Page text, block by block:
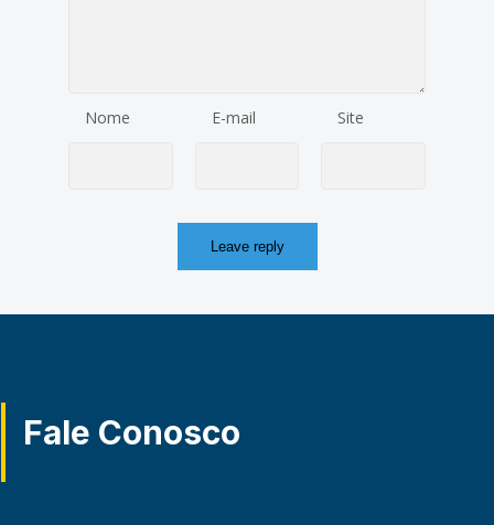
Nome E-mail Site
Fale Conosco